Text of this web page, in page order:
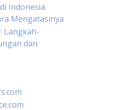
Indonesia:
Mengatasinya
Langkah-
dan